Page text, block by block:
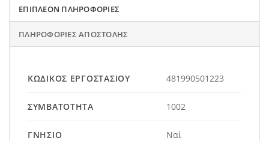
ΕΠΙΠΛΈΟΝ ΠΛΗΡΟΦΟΡΊΕΣ
ΠΛΗΡΟΦΟΡΊΕΣ ΑΠΟΣΤΟΛΉΣ
ΚΩΔΙΚΌΣ ΕΡΓΟΣΤΑΣΊΟΥ 481990501223
ΣΥΜΒΑΤΌΤΗΤΑ 1002
ΓΝΉΣΙΟ Ναί